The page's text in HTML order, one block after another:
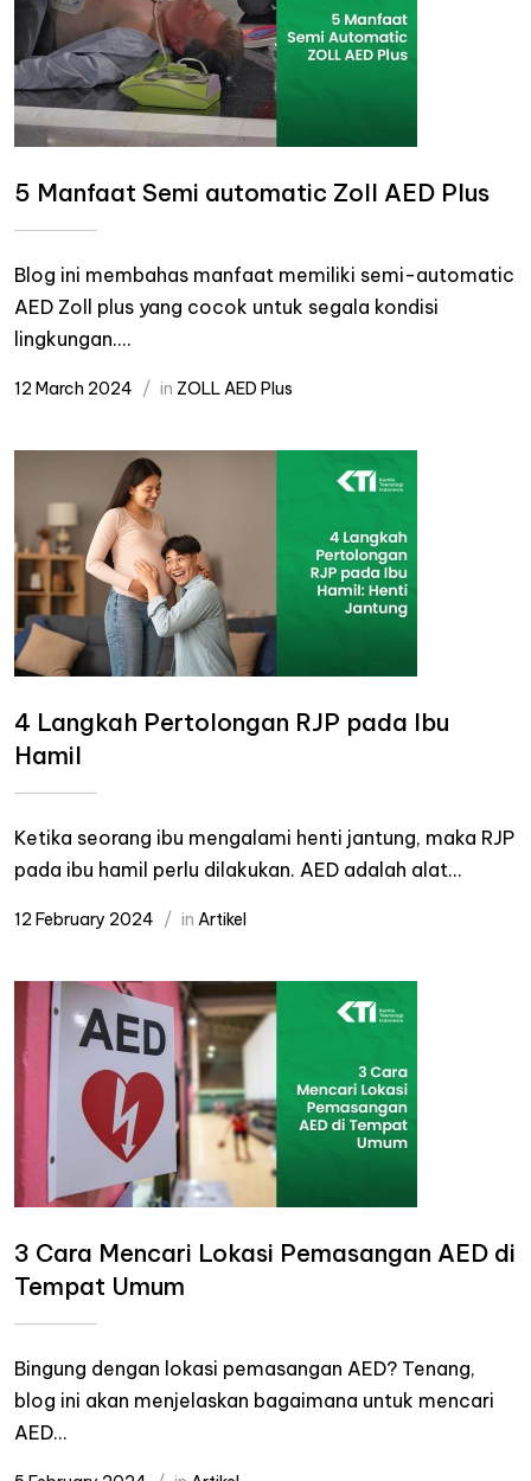
5 Manfaat Semi automatic Zoll AED Plus
Blog ini membahas manfaat memiliki semi-automatic
AED Zoll plus yang cocok untuk segala kondisi
lingkungan....
12 March 2024 in ZOLL AED Plus
4 Langkah Pertolongan RJP pada Ibu
Hamil
Ketika seorang ibu mengalami henti jantung, maka RJP
pada ibu hamil perlu dilakukan. AED adalah alat...
12 February 2024 in Artikel
3 Cara Mencari Lokasi Pemasangan AED di
Tempat Umum
Bingung dengan lokasi pemasangan AED? Tenang,
blog ini akan menjelaskan bagaimana untuk mencari
AED...